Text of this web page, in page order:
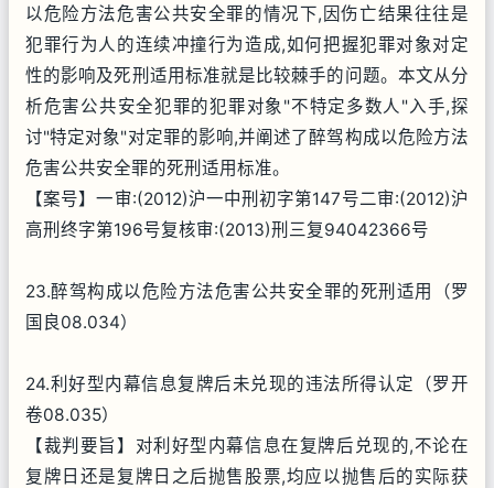
以危险方法危害公共安全罪的情况下,因伤亡结果往往是
犯罪行为人的连续冲撞行为造成,如何把握犯罪对象对定
性的影响及死刑适用标准就是比较棘手的问题。本文从分
析危害公共安全犯罪的犯罪对象"不特定多数人"入手,探
讨"特定对象"对定罪的影响,并阐述了醉驾构成以危险方法
危害公共安全罪的死刑适用标准。
【案号】一审:(2012)沪一中刑初字第147号二审:(2012)沪
高刑终字第196号复核审:(2013)刑三复94042366号
23.醉驾构成以危险方法危害公共安全罪的死刑适用（罗
国良08.034）
24.利好型内幕信息复牌后未兑现的违法所得认定（罗开
卷08.035）
【裁判要旨】对利好型内幕信息在复牌后兑现的,不论在
复牌日还是复牌日之后抛售股票,均应以抛售后的实际获